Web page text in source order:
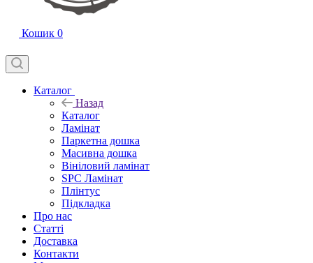
Кошик 0
Каталог
Назад
Каталог
Ламінат
Паркетна дошка
Масивна дошка
Вініловий ламінат
SPC Ламінат
Плінтус
Підкладка
Про нас
Статті
Доставка
Контакти